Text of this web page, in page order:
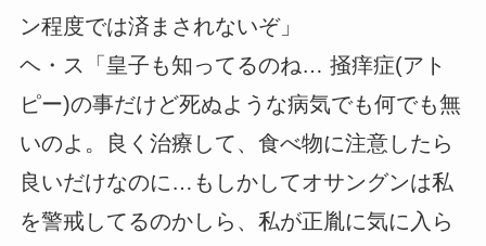
ン程度では済まされないぞ」
ヘ・ス「皇子も知ってるのね… 掻痒症(アト
ピー)の事だけど死ぬような病気でも何でも無
いのよ。良く治療して、食べ物に注意したら
良いだけなのに…もしかしてオサングンは私
を警戒してるのかしら、私が正胤に気に入ら